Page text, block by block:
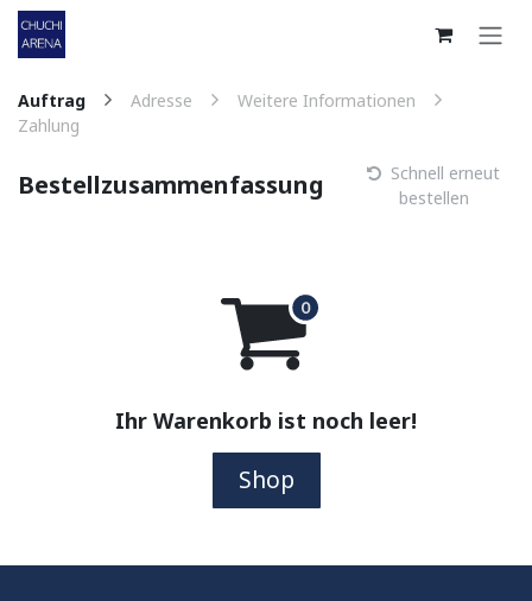
Zum Inhalt springen
Auftrag Adresse
Weitere Informationen
Zahlung
Bestellzusammenfassung
Schnell erneut
bestellen
Ihr Warenkorb ist noch leer!
Shop